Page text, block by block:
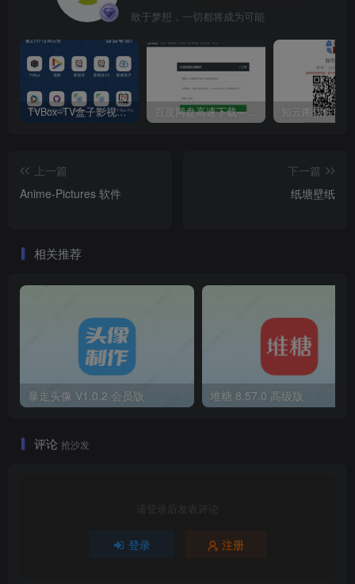
敢于梦想，一切都将成为可能
TVBox–TV盒子影视神器【附视频源和下载地址】【附自带源软件】 百度网盘高速下载——解析站点汇总
上一篇
Anime-Pictures 软件
下一篇
纸塘壁纸
相关推荐
暴走头像 V1.0.2 会员版 堆糖 8.57.0 高级版
评论 抢沙发
请登录后发表评论
登录 注册